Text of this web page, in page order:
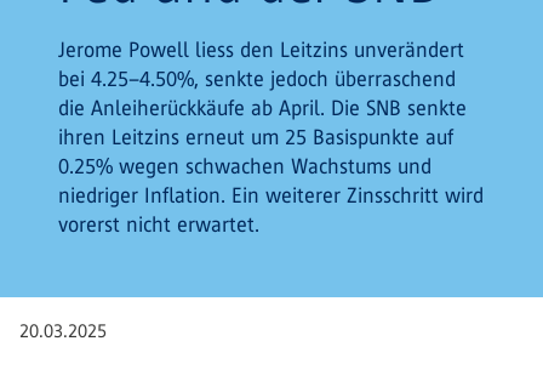
Jerome Powell liess den Leitzins unverändert
bei 4.25–4.50%, senkte jedoch überraschend
die Anleiherückkäufe ab April. Die SNB senkte
ihren Leitzins erneut um 25 Basispunkte auf
0.25% wegen schwachen Wachstums und
niedriger Inflation. Ein weiterer Zinsschritt wird
vorerst nicht erwartet.
20.03.2025